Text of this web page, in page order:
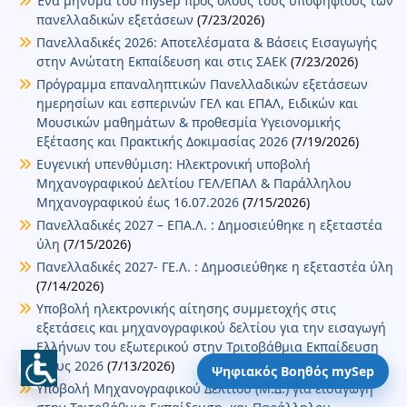
πανελλαδικών εξετάσεων (7/23/2026)
Πανελλαδικές 2026: Αποτελέσματα & Βάσεις Εισαγωγής
στην Ανώτατη Εκπαίδευση και στις ΣΑΕΚ (7/23/2026)
Πρόγραμμα επαναληπτικών Πανελλαδικών εξετάσεων
ημερησίων και εσπερινών ΓΕΛ και ΕΠΑΛ, Ειδικών και
Μουσικών μαθημάτων & προθεσμία Υγειονομικής
Εξέτασης και Πρακτικής Δοκιμασίας 2026 (7/19/2026)
Ευγενική υπενθύμιση: Ηλεκτρονική υποβολή
Μηχανογραφικού Δελτίου ΓΕΛ/ΕΠΑΛ & Παράλληλου
Μηχανογραφικού έως 16.07.2026 (7/15/2026)
Πανελλαδικές 2027 – ΕΠΑ.Λ. : Δημοσιεύθηκε η εξεταστέα
ύλη (7/15/2026)
Πανελλαδικές 2027- ΓΕ.Λ. : Δημοσιεύθηκε η εξεταστέα ύλη
(7/14/2026)
Υποβολή ηλεκτρονικής αίτησης συμμετοχής στις
εξετάσεις και μηχανογραφικού δελτίου για την εισαγωγή
Ελλήνων του εξωτερικού στην Τριτοβάθμια Εκπαίδευση
έτους 2026 (7/13/2026)
Υποβολή Μηχανογραφικού Δελτίου (Μ.Δ.) για εισαγωγή
Ψηφιακός Βοηθός mySep